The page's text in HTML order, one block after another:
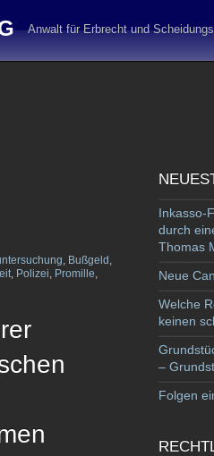
Anwalt für Erbrecht und
, Bußgeld ,
, Polizei, Promille,
Inkasso-
durch
Thomas
Neue
Welche
keinen
–
Folgen